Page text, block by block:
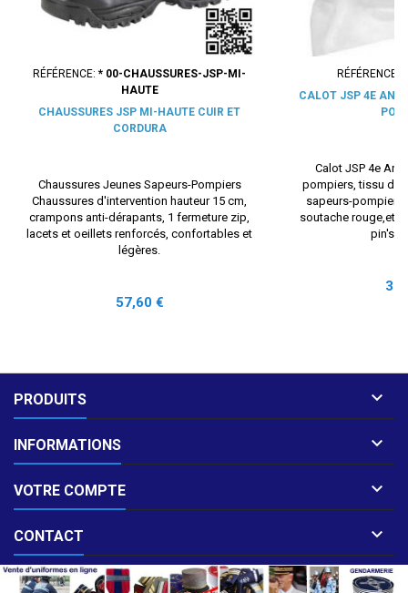
RÉFÉRENCE: * 00-CHAUSSURES-JSP-MI-
HAUTE
CHAUSSURES JSP MI-HAUTE CUIR ET
CORDURA
Chaussures Jeunes Sapeurs-Pompiers
Chaussures d'intervention hauteur 15 cm,
crampons anti-dérapants, 1 fermeture zip,
lacets et oeillets renforcés, confortables et
légères.
Prix
57,60 €
RÉFÉRENCE:
CALOT JSP 4E
Calot JSP 4e
pompiers, tissu du
sapeurs-
soutache rouge,et
pin's
Prix
PRODUITS 
INFORMATIONS 
VOTRE COMPTE 
CONTACT 